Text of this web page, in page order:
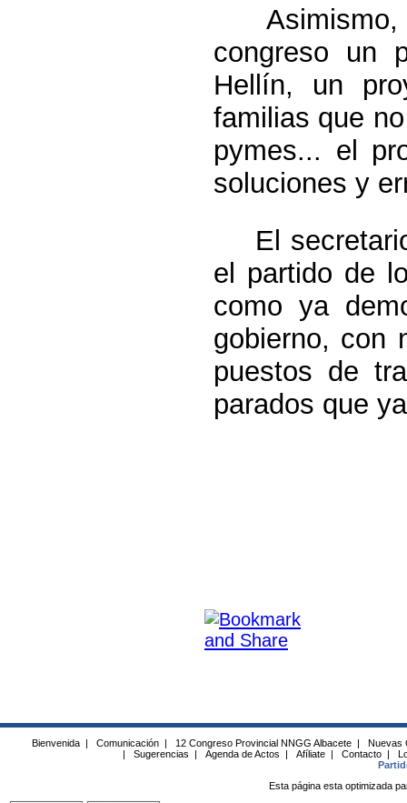
Asimismo,
congreso un
Hellín, un
familias que
pymes... el
soluciones y
El secretario
el partido de
como ya
gobierno, con
puestos de
parados que
Bienvenida | Comunicación | 12 Congreso Provincial NNGG Albacete |
Nuevas
|
Sugerencias | Agenda de Actos | Afíliate | Contacto |
Esta página esta optimizada